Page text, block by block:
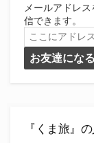
メールアドレ
信できます。
こ
こ
に
ア
を
お友達になる
『くま旅』